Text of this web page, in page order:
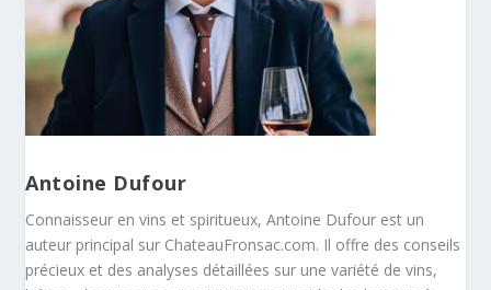
Antoine Dufour
Connaisseur en vins et spiritueux, Antoine Dufour est un
auteur principal sur ChateauFronsac.com. Il offre des conseils
précieux et des analyses détaillées sur une variété de vins,